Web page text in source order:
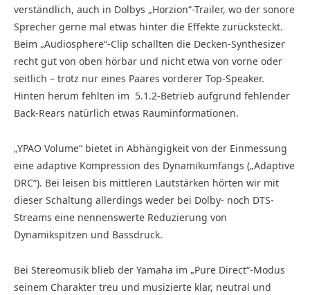
verständlich, auch in Dolbys „Horzion“-Trailer, wo der sonore
Sprecher gerne mal etwas hinter die Effekte zurücksteckt.
Beim „Audiosphere“-Clip schallten die Decken-Synthesizer
recht gut von oben hörbar und nicht etwa von vorne oder
seitlich – trotz nur eines Paares vorderer Top-Speaker.
Hinten herum fehlten im 5.1.2-Betrieb aufgrund fehlender
Back-Rears natürlich etwas Rauminformationen.
„YPAO Volume“ bietet in Abhängigkeit von der Einmessung
eine adaptive Kompression des Dynamikumfangs („Adaptive
DRC“). Bei leisen bis mittleren Lautstärken hörten wir mit
dieser Schaltung allerdings weder bei Dolby- noch DTS-
Streams eine nennenswerte Reduzierung von
Dynamikspitzen und Bassdruck.
Bei Stereomusik blieb der Yamaha im „Pure Direct“-Modus
seinem Charakter treu und musizierte klar, neutral und